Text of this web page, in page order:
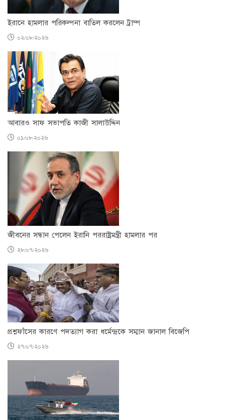
ইরানে হামলার পরিকল্পনা বাতিল করলেন ট্রাম্প
০২/০৮/২০২৬
আবারও সাফ সভাপতি কাজী সালাউদ্দিন
০১/০৮/২০২৬
জীবনের সন্ধান পেলেন ইরানি পররাষ্ট্রমন্ত্রী হামলার পর
২৮/০৭/২০২৬
প্রশ্নফাঁসের কারণে পদত্যাগ করা ধর্মেন্দ্রকে সম্মান জানাল বিজেপি
২৭/০৭/২০২৬